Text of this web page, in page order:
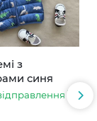
з
синя